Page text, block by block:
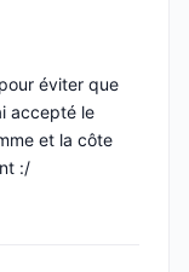
éviter que
accepté le
et la côte
:/